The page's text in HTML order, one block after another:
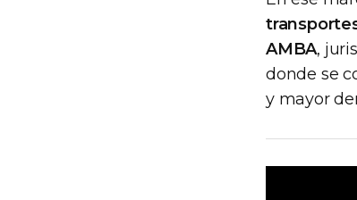
AMBA,
donde se
y mayor